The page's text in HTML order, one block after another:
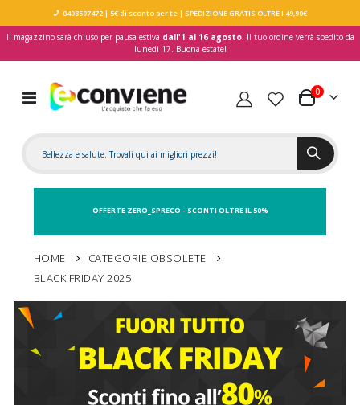
0498597472| 5€ di sconto per te| SPEDIZIONE GRATIS OLTRE I 49,90€
Il magazzino sarà chiuso per pausa estiva dall'1 al 16 agosto. Il tuo ordine verrà spedito da
lunedì 17. Buona estate!
Toggle
Nav
Carrello
0elementi
OFFERTE ZERO_SPRECO - SCONTI OLTRE IL 50%
HOME
CATEGORIE OBSOLETE
BLACK FRIDAY 2025